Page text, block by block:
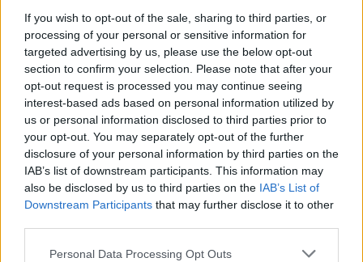
If you wish to opt-out of the sale, sharing to third parties, or
processing of your personal or sensitive information for
targeted advertising by us, please use the below opt-out
section to confirm your selection. Please note that after your
opt-out request is processed you may continue seeing
interest-based ads based on personal information utilized by
us or personal information disclosed to third parties prior to
your opt-out. You may separately opt-out of the further
disclosure of your personal information by third parties on the
IAB’s list of downstream participants. This information may
also be disclosed by us to third parties on the IAB’s List of
Downstream Participants that may further disclose it to other
Personal Data Processing Opt Outs
Och lite finhackade jalapenjos ( om ni gillar hetta)
Gör så här:
Finhacka allt och rör ihop, serveras sedan med lite
flingsalt på toppen.Enkelt och gott- precis som det ska
vara
Klart att servera som det är eller med en klick
potatissallad brevid
20 AUGUSTI, 2013